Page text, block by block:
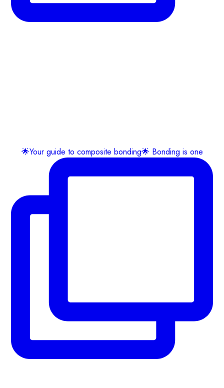
🌟Your guide to composite bonding🌟 Bonding is one